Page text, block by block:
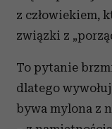
z człowiekiem,
związki z
To pytanie
dlatego
bywa mylona z